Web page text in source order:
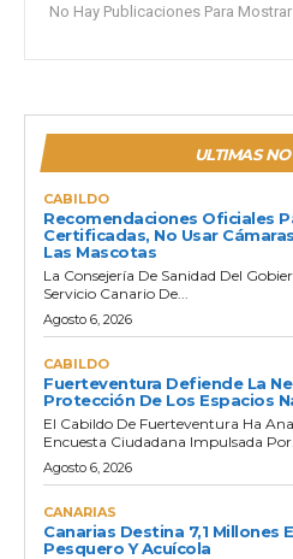
No Hay Publicaciones Para Mostrar
ULTIMAS
CABILDO
Recomendaciones Oficiales
Certificadas, No Usar
Las Mascotas
La Consejería De Sanidad Del
Servicio Canario De...
Agosto 6, 2026
CABILDO
Fuerteventura Defiende La
Protección De Los Espacios
El Cabildo De Fuerteventura Ha
Encuesta Ciudadana Impulsada Por...
Agosto 6, 2026
CANARIAS
Canarias Destina 7,1 Millones
Pesquero Y Acuícola